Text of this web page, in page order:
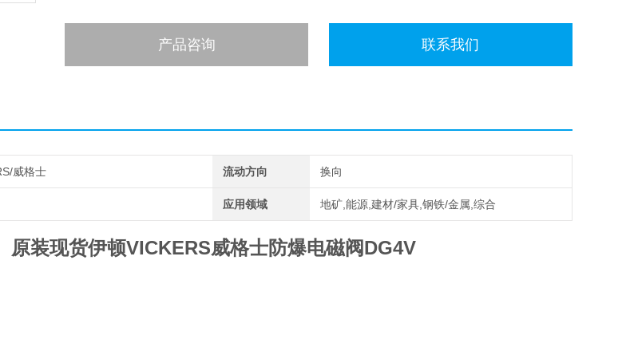
产品咨询 联系我们
威格士 流动方向 换向
应用领域 地矿,能源,建材/家具,钢铁/金属,综合
原装现货伊顿VICKERS威格士防爆电磁阀DG4V